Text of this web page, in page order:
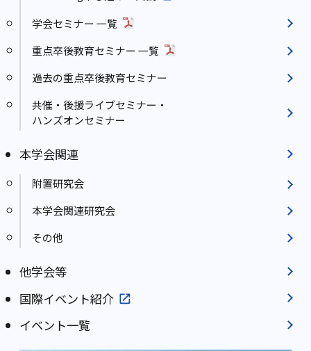
学会セミナー 一覧
重点卒後教育セミナー 一覧
過去の重点卒後教育セミナー
共催・後援ライブセミナー・
ハンズオンセミナー
本学会関連
附置研究会
本学会関連研究会
その他
他学会等
国際イベント紹介
イベント一覧